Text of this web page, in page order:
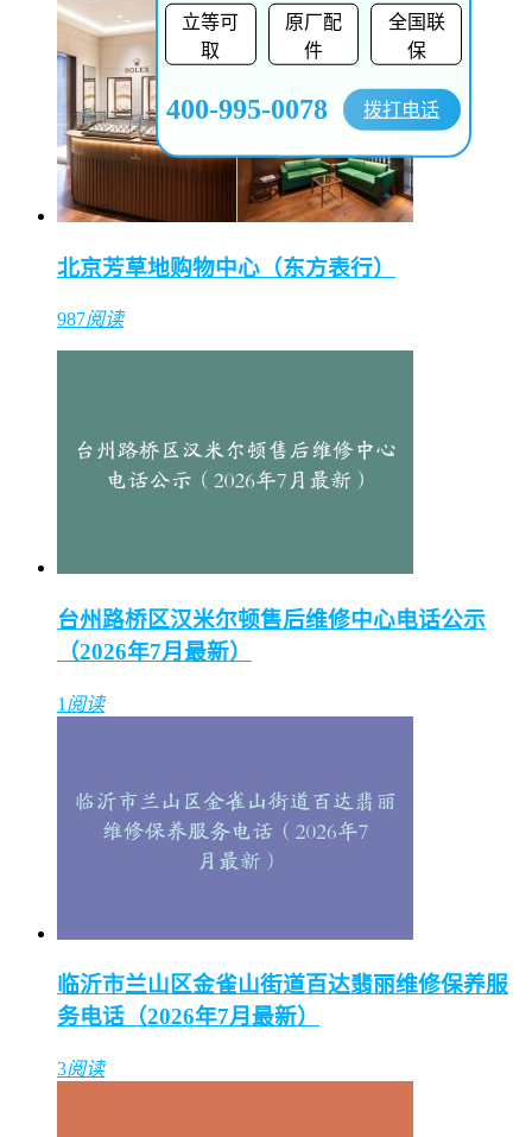
北京芳草地购物中心（东方表行）
987阅读
台州路桥区汉米尔顿售后维修中心电话公示
（2026年7月最新）
1 阅读
临沂市兰山区金雀山街道百达翡丽维修保养服
务电话（2026年7月最新）
3阅读
立等可
取
原厂配
件
全国联
保
400-995-0078 拨打电话